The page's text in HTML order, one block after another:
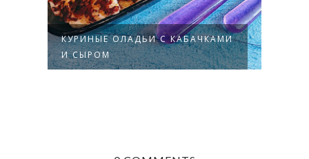
КУРИНЫЕ ОЛАДЬИ С КАБАЧКАМИ
И СЫРОМ